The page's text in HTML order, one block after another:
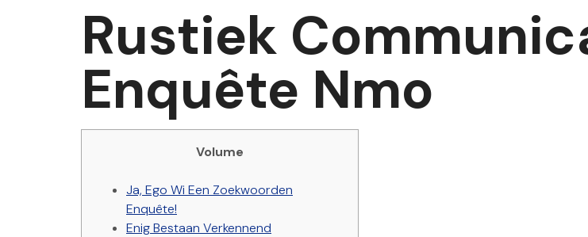
Rustiek
Enquête Nmo
Volume
Ja, Ego Wi Een Zoekwoorden
Enquête!
Enig Bestaan Verkennend